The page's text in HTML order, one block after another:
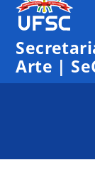
Arte |
0:00
1:00